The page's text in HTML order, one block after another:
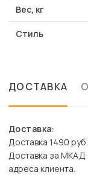
Вес, кг
Стиль
ДОСТАВКА
Доставка:
Доставка 1490
Доставка за МКАД
адреса клиента.